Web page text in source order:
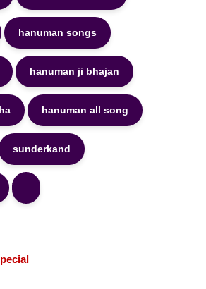
hanuman songs
hanuman ji bhajan
hanuman all song
sunderkand